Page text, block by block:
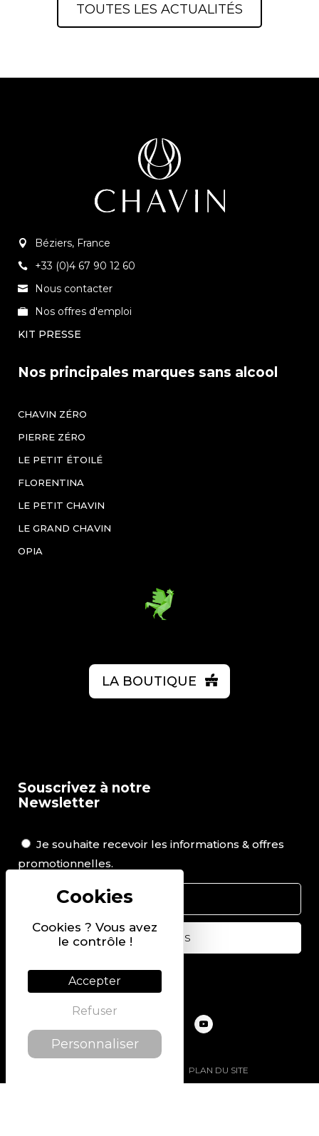
Cookies ? Vous avez
le contrôle !
Accepter
Refuser
Personnaliser
TOUTES LES ACTUALITÉS
Béziers, France
+33 (0)4 67 90 12 60
Nous contacter
Nos offres d'emploi
KIT PRESSE
Nos principales marques sans alcool
CHAVIN ZÉRO
PIERRE ZÉRO
LE PETIT ÉTOILÉ
FLORENTINA
LE PETIT CHAVIN
LE GRAND CHAVIN
OPIA
LA BOUTIQUE
Souscrivez à notre
Newsletter
Je souhaite recevoir les informations & offres
promotionnelles.
Suivez-nous sur
PLAN DU SITE